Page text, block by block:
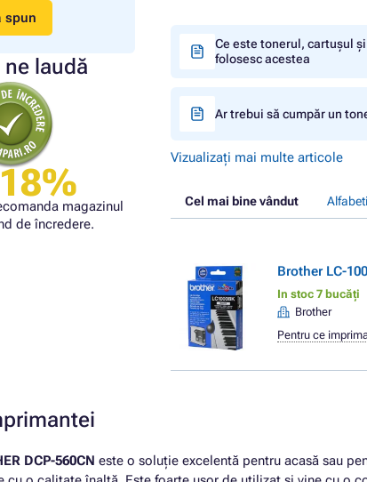
spun
laudă
magazinul
de încredere.
Ce este tonerul, cartușul
folosesc acestea
Ar trebui să cumpăr un
Vizualizați mai multe articole
Cel mai bine vândut
Brother LC-
In stoc 7 bucăți
Brother
Pentru ce
DCP-560CN este o soluție excelentă pentru acasă sau